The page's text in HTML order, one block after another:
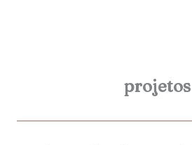
projetos